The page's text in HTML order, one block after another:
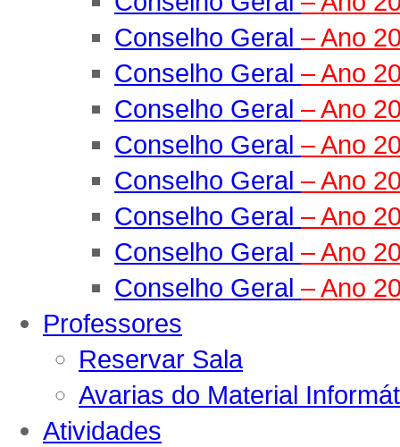
Conselho Geral – Ano
Conselho Geral – Ano
Conselho Geral – Ano
Conselho Geral – Ano
Conselho Geral – Ano
Conselho Geral – Ano
Conselho Geral – Ano
Conselho Geral – Ano
Professores
Reservar Sala
Avarias do Material
Atividades